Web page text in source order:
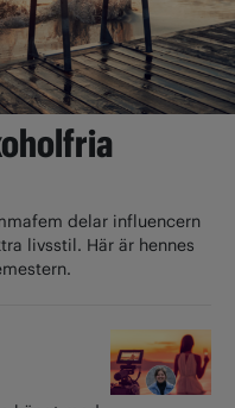
delar influencern
livsstil. Här är hennes